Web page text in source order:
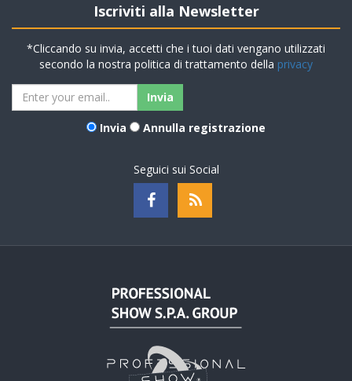
Iscriviti alla Newsletter
*Cliccando su invia, accetti che i tuoi dati vengano utilizzati
secondo la nostra politica di trattamento della privacy
Invia Annulla registrazione
Seguici sui Social